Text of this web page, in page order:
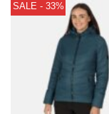
SALE - 33%